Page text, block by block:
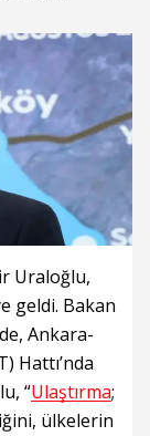
Uraloğlu,
geldi. Bakan
Ankara-
Hattı’nda
“Ulaştırma;
ülkelerin